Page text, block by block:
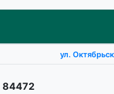
ул.
84472